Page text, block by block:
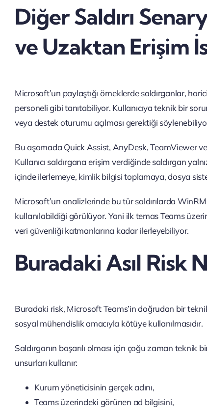
Diğer Saldırı
ve Uzaktan Erişim
Microsoft’un paylaştığı örneklerde saldırganlar,
personeli gibi tanıtabiliyor. Kullanıcıya teknik bir
veya destek oturumu açılması gerektiği
Bu aşamada Quick Assist, AnyDesk, TeamViewer
Kullanıcı saldırgana erişim verdiğinde saldırgan
içinde ilerlemeye, kimlik bilgisi toplamaya, dosya
Microsoft’un analizlerinde bu tür saldırılarda
kullanılabildiği görülüyor. Yani ilk temas Teams
veri güvenliği katmanlarına kadar ilerleyebiliyor.
Buradaki Asıl Risk
Buradaki risk, Microsoft Teams’in doğrudan bir
sosyal mühendislik amacıyla kötüye kullanılmasıdır.
Saldırganın başarılı olması için çoğu zaman
unsurları kullanır:
Kurum yöneticisinin gerçek adını,
Teams üzerindeki görünen ad bilgisini,